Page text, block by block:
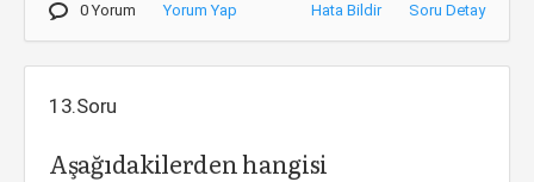
0 Yorum Yorum Yap Hata Bildir Soru Detay
13.Soru
Aşağıdakilerden hangisi